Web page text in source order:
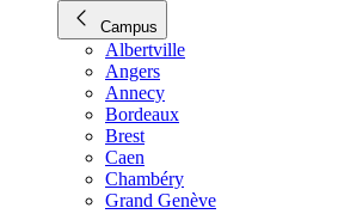
Campus
Albertville
Angers
Annecy
Bordeaux
Brest
Caen
Chambéry
Grand Genève